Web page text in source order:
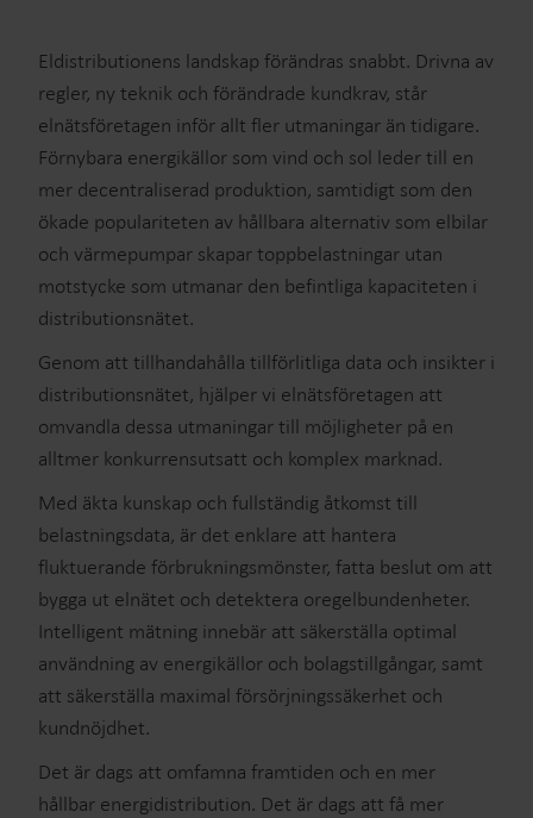
Eldistributionens landskap förändras snabbt. Drivna av
regler, ny teknik och förändrade kundkrav, står
elnätsföretagen inför allt fler utmaningar än tidigare.
Förnybara energikällor som vind och sol leder till en
mer decentraliserad produktion, samtidigt som den
ökade populariteten av hållbara alternativ som elbilar
och värmepumpar skapar toppbelastningar utan
motstycke som utmanar den befintliga kapaciteten i
distributionsnätet.
Genom att tillhandahålla tillförlitliga data och insikter i
distributionsnätet, hjälper vi elnätsföretagen att
omvandla dessa utmaningar till möjligheter på en
alltmer konkurrensutsatt och komplex marknad.
Med äkta kunskap och fullständig åtkomst till
belastningsdata, är det enklare att hantera
fluktuerande förbrukningsmönster, fatta beslut om att
bygga ut elnätet och detektera oregelbundenheter.
Intelligent mätning innebär att säkerställa optimal
användning av energikällor och bolagstillgångar, samt
att säkerställa maximal försörjningssäkerhet och
kundnöjdhet.
Det är dags att omfamna framtiden och en mer
hållbar energidistribution. Det är dags att få mer